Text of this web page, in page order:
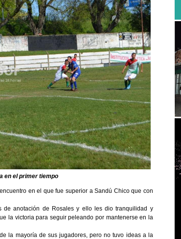
en el primer tiempo
en el que fue superior a Sandú Chico que con
de anotación de Rosales y ello les dio tranquilidad y
la victoria para seguir peleando por mantenerse en la
la mayoría de sus jugadores, pero no tuvo ideas a la